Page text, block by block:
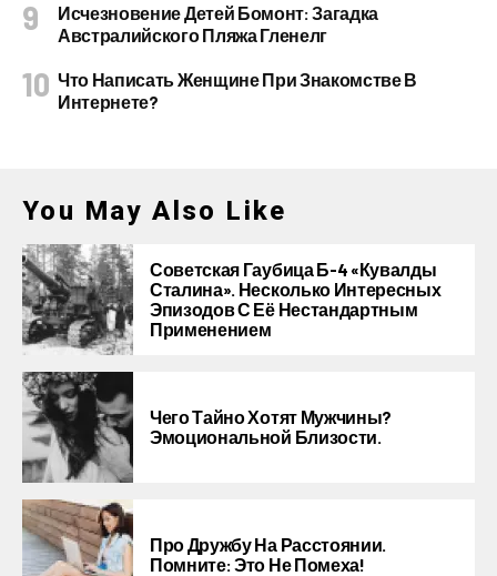
Исчезновение Детей Бомонт: Загадка
Австралийского Пляжа Гленелг
Что Написать Женщине При Знакомстве В
Интернете?
You May Also Like
Советская Гаубица Б-4 «Кувалды
Сталина». Несколько Интересных
Эпизодов С Её Нестандартным
Применением
Чего Тайно Хотят Мужчины?
Эмоциональной Близости.
Про Дружбу На Расстоянии.
Помните: Это Не Помеха!